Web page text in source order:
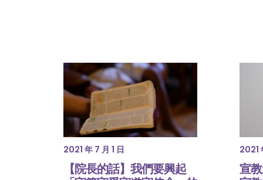
2021 年 7 月 1 日
【院長的話】我們要興起
2021
宣